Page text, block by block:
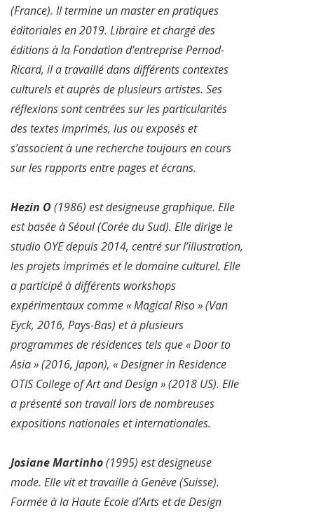
(France). Il termine un master en pratiques
éditoriales en 2019. Libraire et chargé des
éditions à la Fondation d’entreprise Pernod-
Ricard, il a travaillé dans différents contextes
culturels et auprès de plusieurs artistes. Ses
réflexions sont centrées sur les particularités
des textes imprimés, lus ou exposés et
s’associent à une recherche toujours en cours
sur les rapports entre pages et écrans.
Hezin O(1986) est designeuse graphique. Elle
est basée à Séoul (Corée du Sud). Elle dirige le
studio OYE depuis 2014, centré sur l’illustration,
les projets imprimés et le domaine culturel. Elle
a participé à différents workshops
expérimentaux comme « Magical Riso » (Van
Eyck, 2016, Pays-Bas) et à plusieurs
programmes de résidences tels que « Door to
Asia » (2016, Japon), « Designer in Residence
OTIS College of Art and Design » (2018 US). Elle
a présenté son travail lors de nombreuses
expositions nationales et internationales.
Josiane Martinho(1995) est designeuse
mode. Elle vit et travaille à Genève (Suisse).
Formée à la Haute Ecole d’Arts et de Design